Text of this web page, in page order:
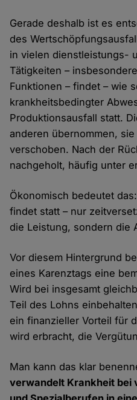
Gerade deshalb ist es
des
in vielen dienstleistungs-
Tätigkeiten –
Funktionen – findet – wie
krankheitsbedingter
Produktionsausfall statt.
anderen übernommen,
verschoben. Nach der
nachgeholt, häufig unter
Ökonomisch bedeutet
findet statt – nur
die Leistung, sondern die
Vor diesem Hintergrund
eines Karenztags eine
Wird bei insgesamt
Teil des Lohns
ein finanzieller Vorteil für
wird erbracht, die
Man kann das klar
verwandelt Krankheit bei